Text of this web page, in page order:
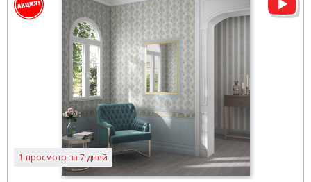
1 просмотр за 7 дней